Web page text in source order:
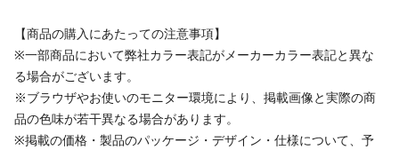
【商品の購入にあたっての注意事項】
※一部商品において弊社カラー表記がメーカーカラー表記と異な
る場合がございます。
※ブラウザやお使いのモニター環境により、掲載画像と実際の商
品の色味が若干異なる場合があります。
※掲載の価格・製品のパッケージ・デザイン・仕様について、予